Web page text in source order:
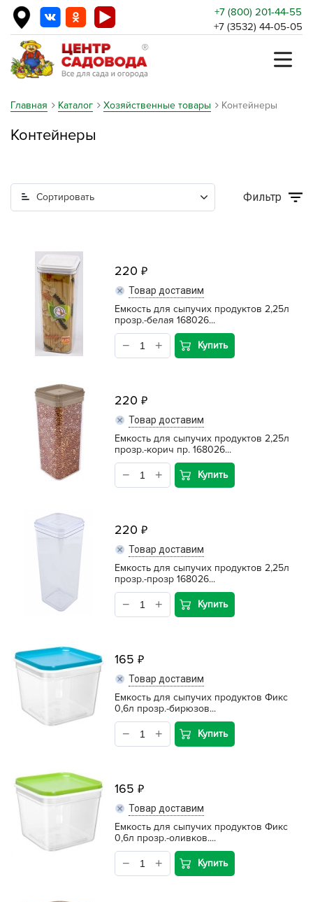
+7 (800) 201-44-55
+7 (3532) 44-05-05
Главная Каталог Хозяйственные товары Контейнеры
Контейнеры
Сортировать Фильтр
220
Товар доставим
Емкость для сыпучих продуктов 2,25л
прозр.-белая 168026...
Купить
220
Товар доставим
Емкость для сыпучих продуктов 2,25л
прозр.-корич пр. 168026...
Купить
220
Товар доставим
Емкость для сыпучих продуктов 2,25л
прозр.-прозр 168026...
Купить
165
Товар доставим
Емкость для сыпучих продуктов Фикс
0,6л прозр.-бирюзов...
Купить
165
Товар доставим
Емкость для сыпучих продуктов Фикс
0,6л прозр.-оливков....
Купить